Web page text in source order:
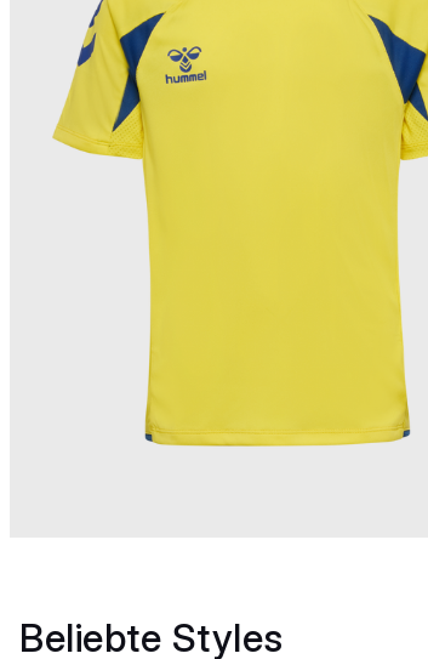
Beliebte Styles